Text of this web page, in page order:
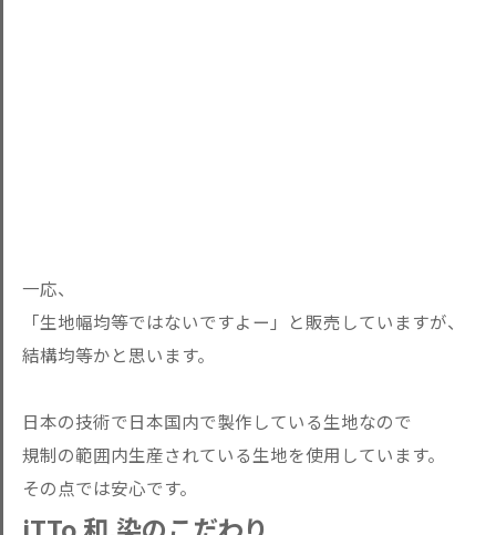
一応、
「生地幅均等ではないですよー」と販売していますが、
結構均等かと思います。
日本の技術で日本国内で製作している生地なので
規制の範囲内生産されている生地を使用しています。
その点では安心です。